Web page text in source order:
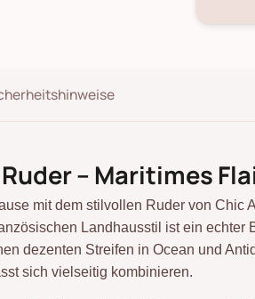
– Maritimes
mit dem stilvollen Ruder von Chic
Landhausstil ist ein
dezenten Streifen in Ocean und
sich vielseitig kombinieren.